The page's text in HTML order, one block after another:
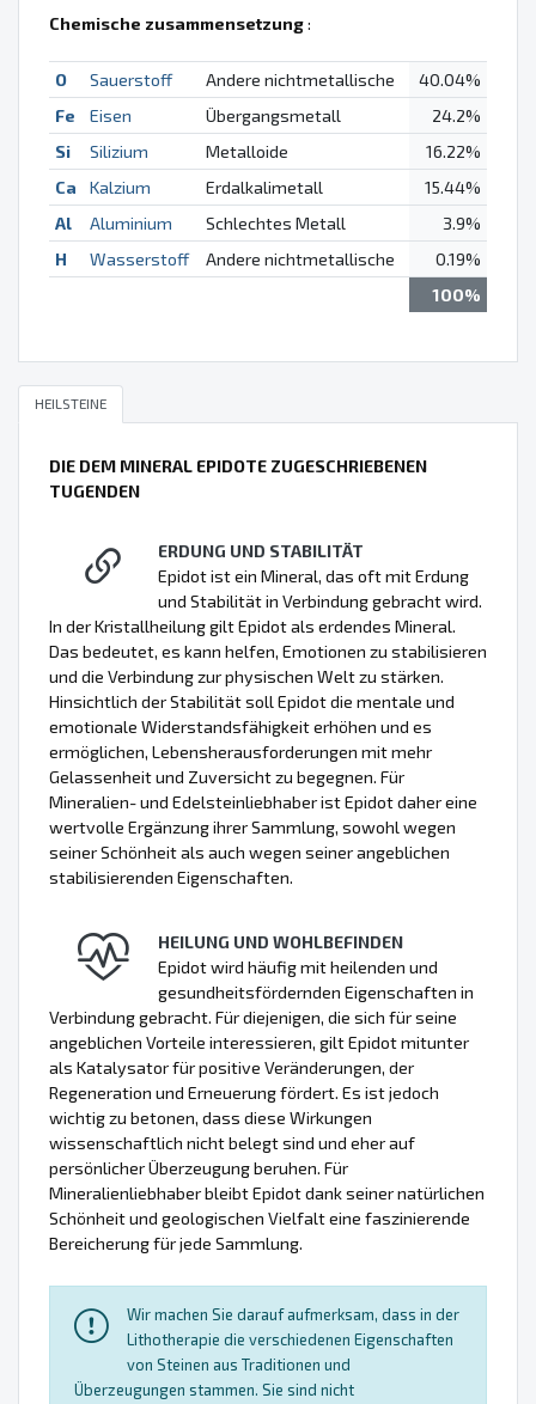
Chemische zusammensetzung:
O Sauerstoff Andere nichtmetallische
40.04%
Fe
Eisen Übergangsmetall
24.2%
Si
Silizium Metalloide
16.22%
Ca
Kalzium Erdalkalimetall
15.44%
Al
Aluminium Schlechtes Metall
3.9%
H
Wasserstoff Andere nichtmetallische
0.19%
100%
HEILSTEINE
DIE DEM MINERAL EPIDOTE ZUGESCHRIEBENEN
TUGENDEN
ERDUNG UND STABILITÄT
Epidot ist ein Mineral, das oft mit Erdung
und Stabilität in Verbindung gebracht wird.
In der Kristallheilung gilt Epidot als erdendes Mineral.
Das bedeutet, es kann helfen, Emotionen zu stabilisieren
und die Verbindung zur physischen Welt zu stärken.
Hinsichtlich der Stabilität soll Epidot die mentale und
emotionale Widerstandsfähigkeit erhöhen und es
ermöglichen, Lebensherausforderungen mit mehr
Gelassenheit und Zuversicht zu begegnen. Für
Mineralien- und Edelsteinliebhaber ist Epidot daher eine
wertvolle Ergänzung ihrer Sammlung, sowohl wegen
seiner Schönheit als auch wegen seiner angeblichen
stabilisierenden Eigenschaften.
HEILUNG UND WOHLBEFINDEN
Epidot wird häufig mit heilenden und
gesundheitsfördernden Eigenschaften in
Verbindung gebracht. Für diejenigen, die sich für seine
angeblichen Vorteile interessieren, gilt Epidot mitunter
als Katalysator für positive Veränderungen, der
Regeneration und Erneuerung fördert. Es ist jedoch
wichtig zu betonen, dass diese Wirkungen
wissenschaftlich nicht belegt sind und eher auf
persönlicher Überzeugung beruhen. Für
Mineralienliebhaber bleibt Epidot dank seiner natürlichen
Schönheit und geologischen Vielfalt eine faszinierende
Bereicherung für jede Sammlung.
Wir machen Sie darauf aufmerksam, dass in der
Lithotherapie die verschiedenen Eigenschaften
von Steinen aus Traditionen und
Überzeugungen stammen. Sie sind nicht